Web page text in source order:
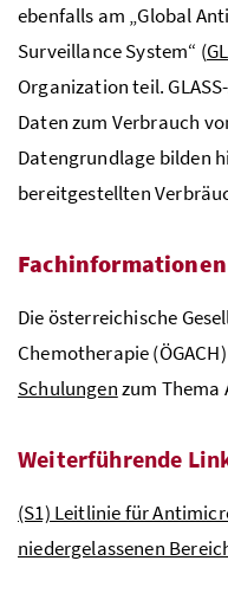
ebenfalls am „Global
Surveillance System“ (
Organizationteil.
Daten zum Verbrauch
Datengrundlage bilden
bereitgestellten
Fachinformationen
Die österreichische
Chemotherapie
Schulungenzum
Weiterführende
(S1) Leitlinie für
niedergelassenen